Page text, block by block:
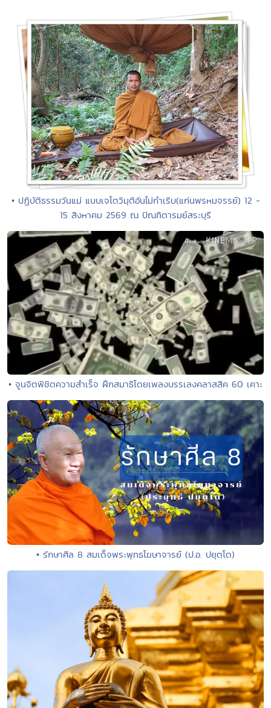
• ปฏิบัติธรรมวันแม่ แบบเจโตวิมุติอันไม่กำเริบ(แก่นพรหมจรรย์) 12 -
15 สิงหาคม 2569 ณ ปัณฑิตารมย์สระบุรี
• จูนจิตพิชิตความสำเร็จ ฝึกสมาธิโดยเพลงบรรเลงคลาสสิค 60 เคาะ
• รักษาศีล 8 สมเด็จพระพุทธโฆษาจารย์ (ป.อ. ปยุตฺโต)